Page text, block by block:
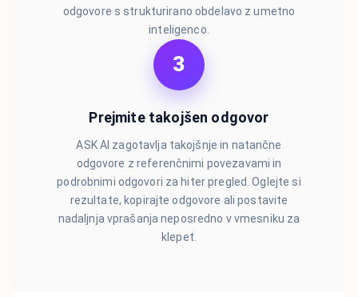
odgovore s strukturirano obdelavo z umetno
inteligenco.
3
Prejmite takojšen odgovor
ASK AI zagotavlja takojšnje in natančne
odgovore z referenčnimi povezavami in
podrobnimi odgovori za hiter pregled. Oglejte si
rezultate, kopirajte odgovore ali postavite
nadaljnja vprašanja neposredno v vmesniku za
klepet.